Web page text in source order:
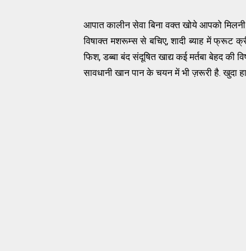
आपात कालीन सेवा बिना वक्त खोये आपको मिलनी
विषाक्त मशरूम्स से बचिए, शादी ब्याह में फ्रूट
फिश, डब्बा बंद संदूषित खाद्य कई मर्तबा बेहद की
सावधानी खान पान के चयन में भी ज़रूरी है. खुदा